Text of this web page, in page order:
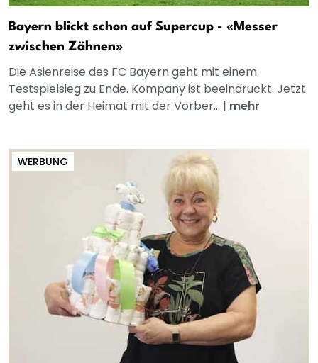
Bayern blickt schon auf Supercup - «Messer
zwischen Zähnen»
Die Asienreise des FC Bayern geht mit einem
Testspielsieg zu Ende. Kompany ist beeindruckt. Jetzt
geht es in der Heimat mit der Vorber... | mehr
WERBUNG